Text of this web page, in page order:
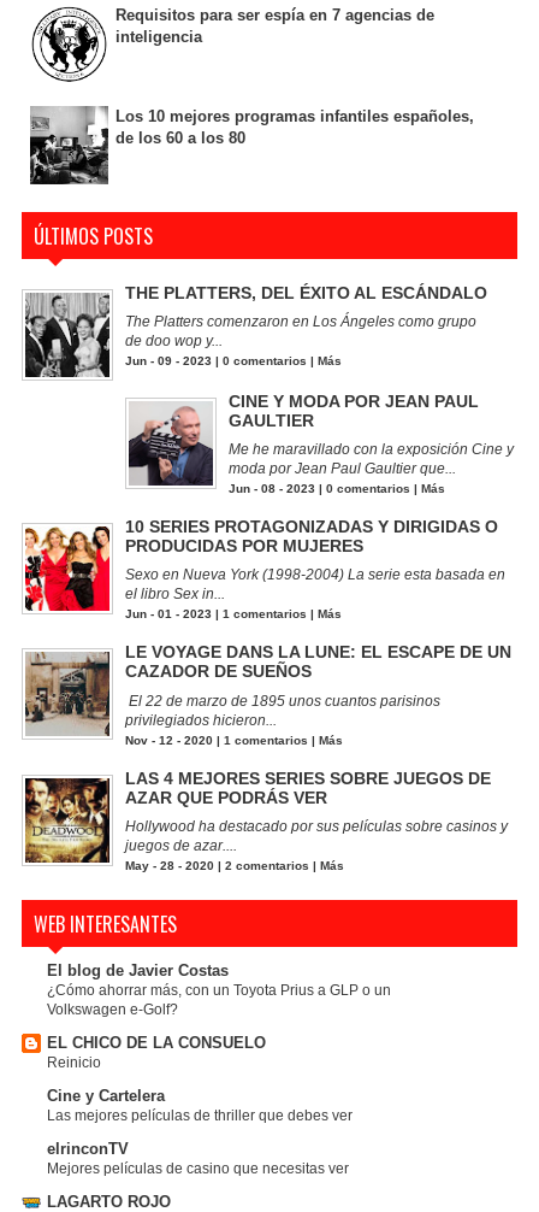
Requisitos para ser espía en 7 agencias de
inteligencia
Los 10 mejores programas infantiles españoles,
de los 60 a los 80
ÚLTIMOS POSTS
THE PLATTERS, DEL ÉXITO AL ESCÁNDALO
The Platters comenzaron en Los Ángeles como grupo
de doo wop y...
Jun - 09 - 2023 | 0 comentarios | Más
CINE Y MODA POR JEAN PAUL
GAULTIER
Me he maravillado con la exposición Cine y
moda por Jean Paul Gaultier que...
Jun - 08 - 2023 | 0 comentarios | Más
10 SERIES PROTAGONIZADAS Y DIRIGIDAS O
PRODUCIDAS POR MUJERES
Sexo en Nueva York (1998-2004) La serie esta basada en
el libro Sex in...
Jun - 01 - 2023 | 1 comentarios Más
LE VOYAGE DANS LA LUNE: EL ESCAPE DE UN
CAZADOR DE SUEÑOS
El 22 de marzo de 1895 unos cuantos parisinos
privilegiados hicieron...
Nov - 12 - 2020 | 1 comentarios | Más
LAS 4 MEJORES SERIES SOBRE JUEGOS DE
AZAR QUE PODRÁS VER
Hollywood ha destacado por sus películas sobre casinos y
juegos de azar....
May - 28 - 2020 | 2 comentarios | Más
WEB INTERESANTES
El blog de Javier Costas
¿Cómo ahorrar más, con un Toyota Prius a GLP o un
Volkswagen e-Golf?
EL CHICO DE LA CONSUELO
Reinicio
Cine y Cartelera
Las mejores películas de thriller que debes ver
elrinconTV
Mejores películas de casino que necesitas ver
LAGARTO ROJO